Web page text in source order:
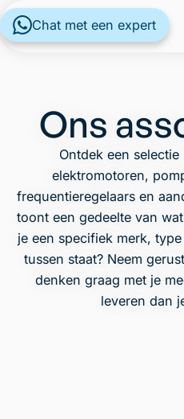
Ons
Ontdek een
elektromotoren,
frequentieregelaars en
toont een gedeelte van
je een specifiek merk,
tussen staat? Neem
denken graag met je
leveren dan
Chat met een expert